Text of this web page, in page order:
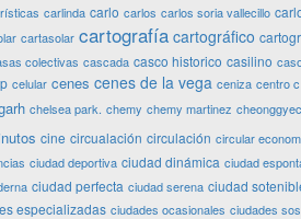
carlinda carlo carlos carlos soria vallecillo
cartasolar cartografía cartográfico
colectivas cascada casco historico casilino
celular cenes cenes de la vega ceniza centro
chelsea park. chemy chemy martinez
cine circualación circulación circular
ciudad deportiva ciudad dinámica ciudad
ciudad perfecta ciudad serena ciudad
especializadas ciudades ocasionales ciudades